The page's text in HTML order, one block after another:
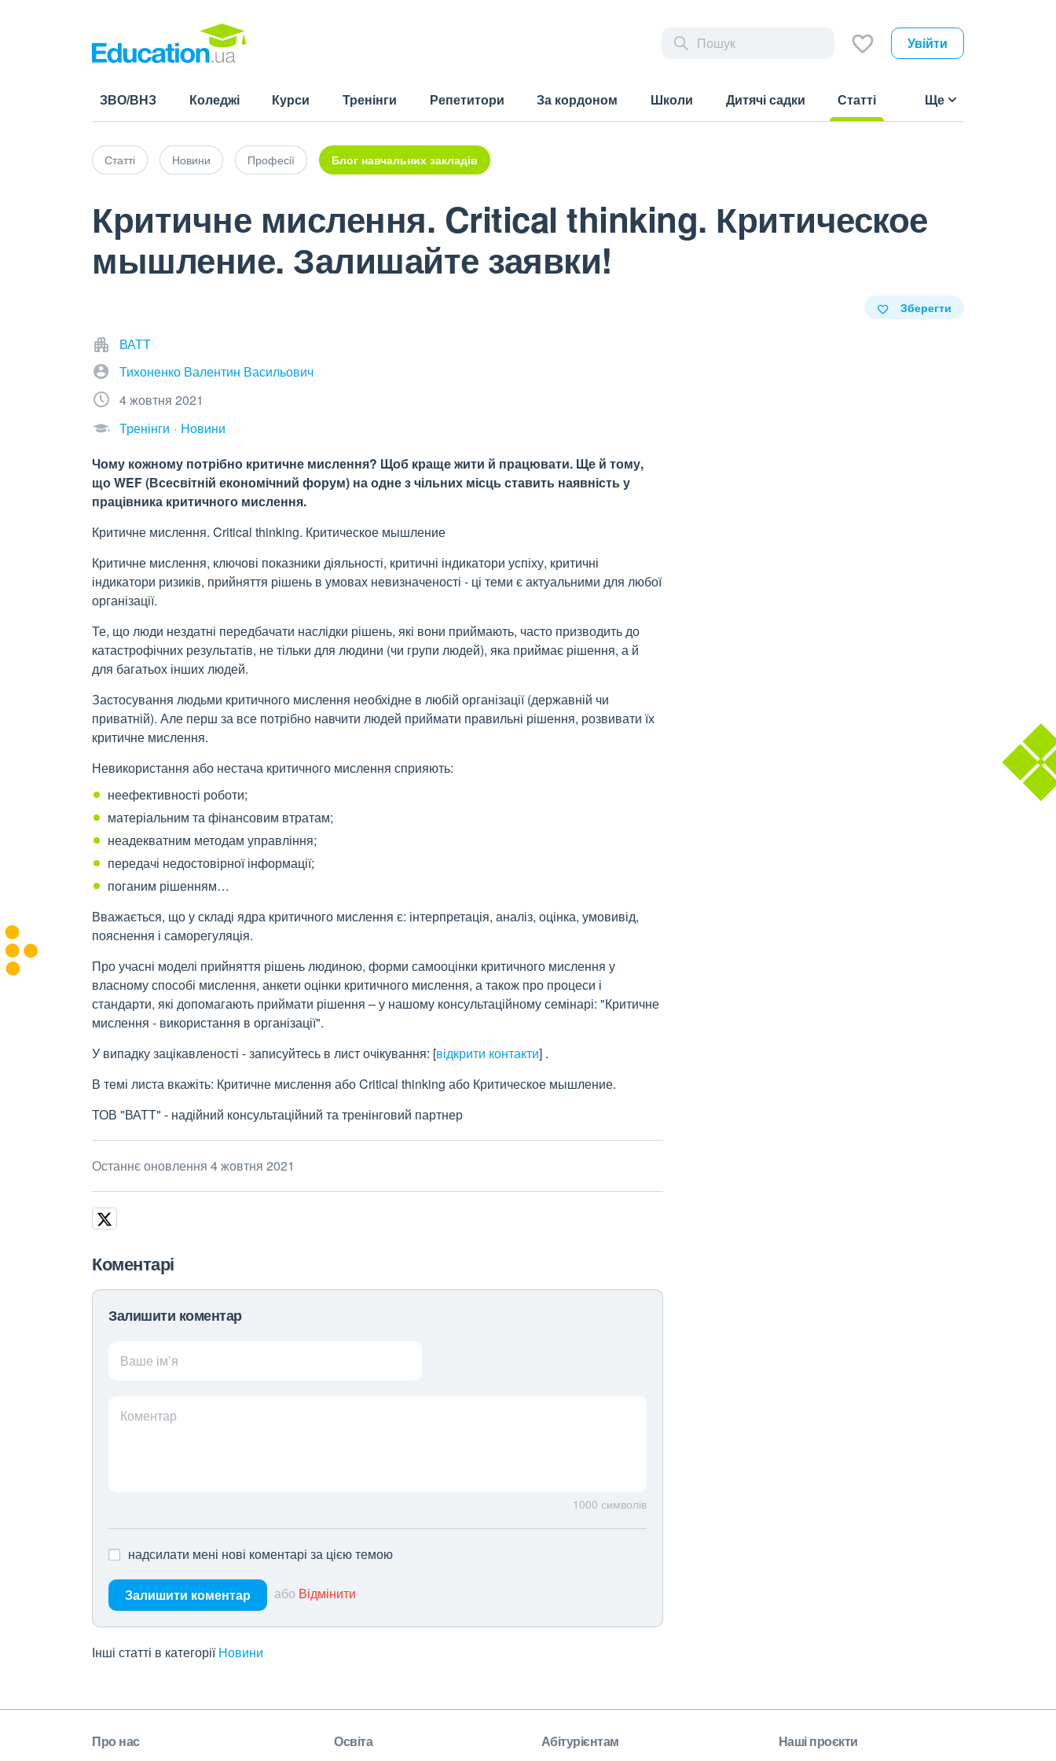
Увійти
ЗВО/ВНЗ Коледжі Курси Тренінги Репетитори За кордоном Школи Дитячі садки
Статті
Ще
Статті Новини Професії Блог навчальних закладів
Критичне мислення. Critical thinking. Критическое
мышление. Залишайте заявки!
Зберегти
ВАТТ
Тихоненко Валентин Васильович
4 жовтня 2021
Тренінги
Новини
Чому кожному потрібно критичне мислення? Щоб краще жити й працювати. Ще й тому,
що WEF (Всесвітній економічний форум) на одне з чільних місць ставить наявність у
працівника критичного мислення.
Критичне мислення. Critical thinking. Критическое мышление
Критичне мислення, ключові показники діяльності, критичні індикатори успіху, критичні
індикатори ризиків, прийняття рішень в умовах невизначеності - ці теми є актуальними для любої
організації.
Те, що люди нездатні передбачати наслідки рішень, які вони приймають, часто призводить до
катастрофічних результатів, не тільки для людини (чи групи людей), яка приймає рішення, а й
для багатьох інших людей.
Застосування людьми критичного мислення необхідне в любій організації (державній чи
приватній). Але перш за все потрібно навчити людей приймати правильні рішення, розвивати їх
критичне мислення.
Невикористання або нестача критичного мислення сприяють:
неефективності роботи;
матеріальним та фінансовим втратам;
неадекватним методам управління;
передачі недостовірної інформації;
поганим рішенням…
Вважається, що у складі ядра ​​критичного мислення є: інтерпретація, аналіз, оцінка, умовивід,
пояснення і саморегуляція.
Про учасні моделі прийняття рішень людиною, форми самооцінки критичного мислення у
власному способі мислення, анкети оцінки критичного мислення, а також про процеси і
стандарти, які допомагають приймати рішення – у нашому консультаційному семінарі: "Критичне
мислення - використання в організації".
У випадку зацікавленості - записуйтесь в лист очікування: [відкрити контакти] .
В темі листа вкажіть: Критичне мислення або Critical thinking або Критическое мышление.
ТОВ "ВАТТ" - надійний консультаційний та тренінговий партнер
Останнє оновлення 4 жовтня 2021
Коментарі
Залишити коментар
Ваше ім’я
Коментар
1000 символів
надсилати мені нові коментарі за цією темою
Залишити коментар або Відмінити
Інші статті в категорії Новини
Про нас Освіта Абітурієнтам Наші проєкти